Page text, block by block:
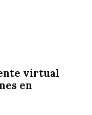
virtual
en